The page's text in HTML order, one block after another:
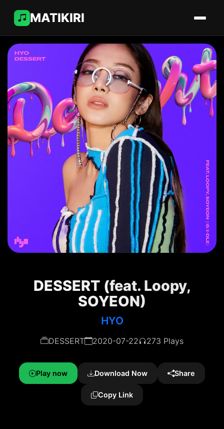
MATIKIRI
DESSERT (feat. Loopy,
SOYEON)
HYO
DESSERT 2020-07-22 273 Plays
Play now Download Now Share
Copy Link